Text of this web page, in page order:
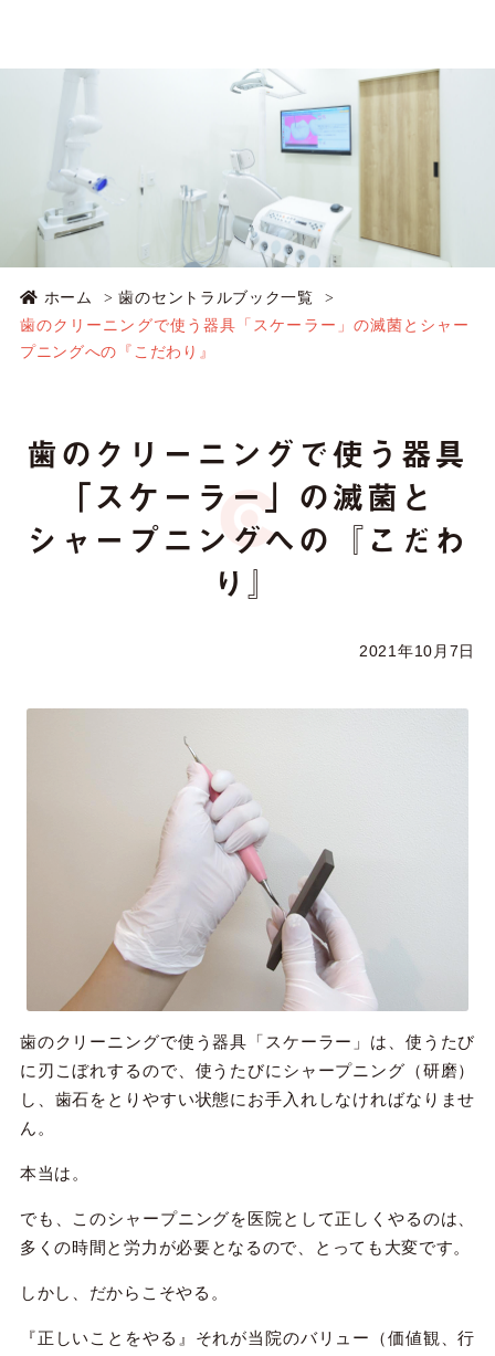
ホーム
歯のセントラルブック一覧
歯のクリーニングで使う器具「スケーラー」の滅菌とシャー
プニングへの『こだわり』
歯のクリーニングで使う器具
「スケーラー」の滅菌と
シャープニングへの『こだわ
り』
2021年10月7日
歯のクリーニングで使う器具「スケーラー」は、使うたび
に刃こぼれするので、使うたびにシャープニング（研磨）
し、歯石をとりやすい状態にお手入れしなければなりませ
ん。
本当は。
でも、このシャープニングを医院として正しくやるのは、
多くの時間と労力が必要となるので、とっても大変です。
しかし、だからこそやる。
『正しいことをやる』それが当院のバリュー（価値観、行